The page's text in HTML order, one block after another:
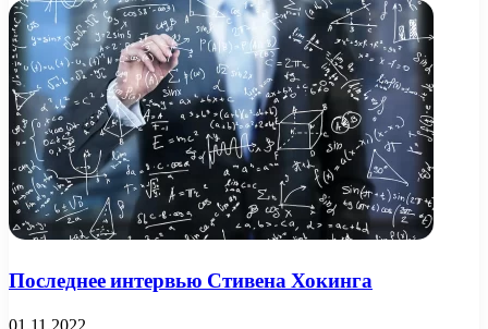
Последнее интервью Стивена Хокинга